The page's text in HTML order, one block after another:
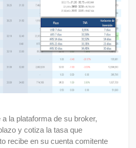
la plataforma de su broker,
y cotiza la tasa que
recibe en su cuenta comitente